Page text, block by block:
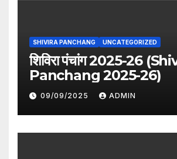
SHIVIRA PANCHANG UNCATEGORIZED
शिविरा पंचांग 2025-26
Panchang 2025-26)
09/09/2025 ADMIN